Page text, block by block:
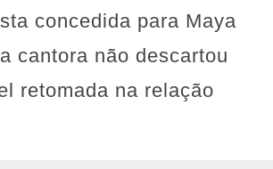
concedida para Maya
cantora não descartou
retomada na relação